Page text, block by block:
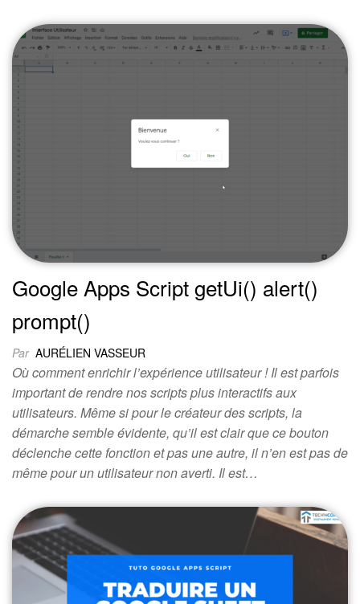
Google Apps Script getUi() alert()
prompt()
Par AURÉLIEN VASSEUR
Où comment enrichir l’expérience utilisateur ! Il est parfois
important de rendre nos scripts plus interactifs aux
utilisateurs. Même si pour le créateur des scripts, la
démarche semble évidente, qu’il est clair que ce bouton
déclenche cette fonction et pas une autre, il n’en est pas de
même pour un utilisateur non averti. Il est…